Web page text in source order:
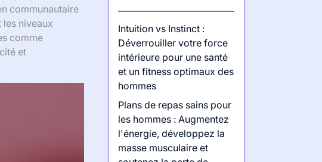
communautaire
niveaux
comme
et
Intuition vs Instinct :
Déverrouiller votre force
intérieure pour une santé
et un fitness optimaux des
hommes
Plans de repas sains pour
les hommes : Augmentez
l'énergie, développez la
masse musculaire et